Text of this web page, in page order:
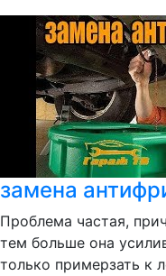
замена
Проблема частая,
тем больше она
только примерзать к